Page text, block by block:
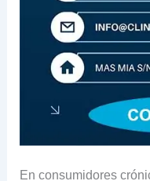
En consumidores